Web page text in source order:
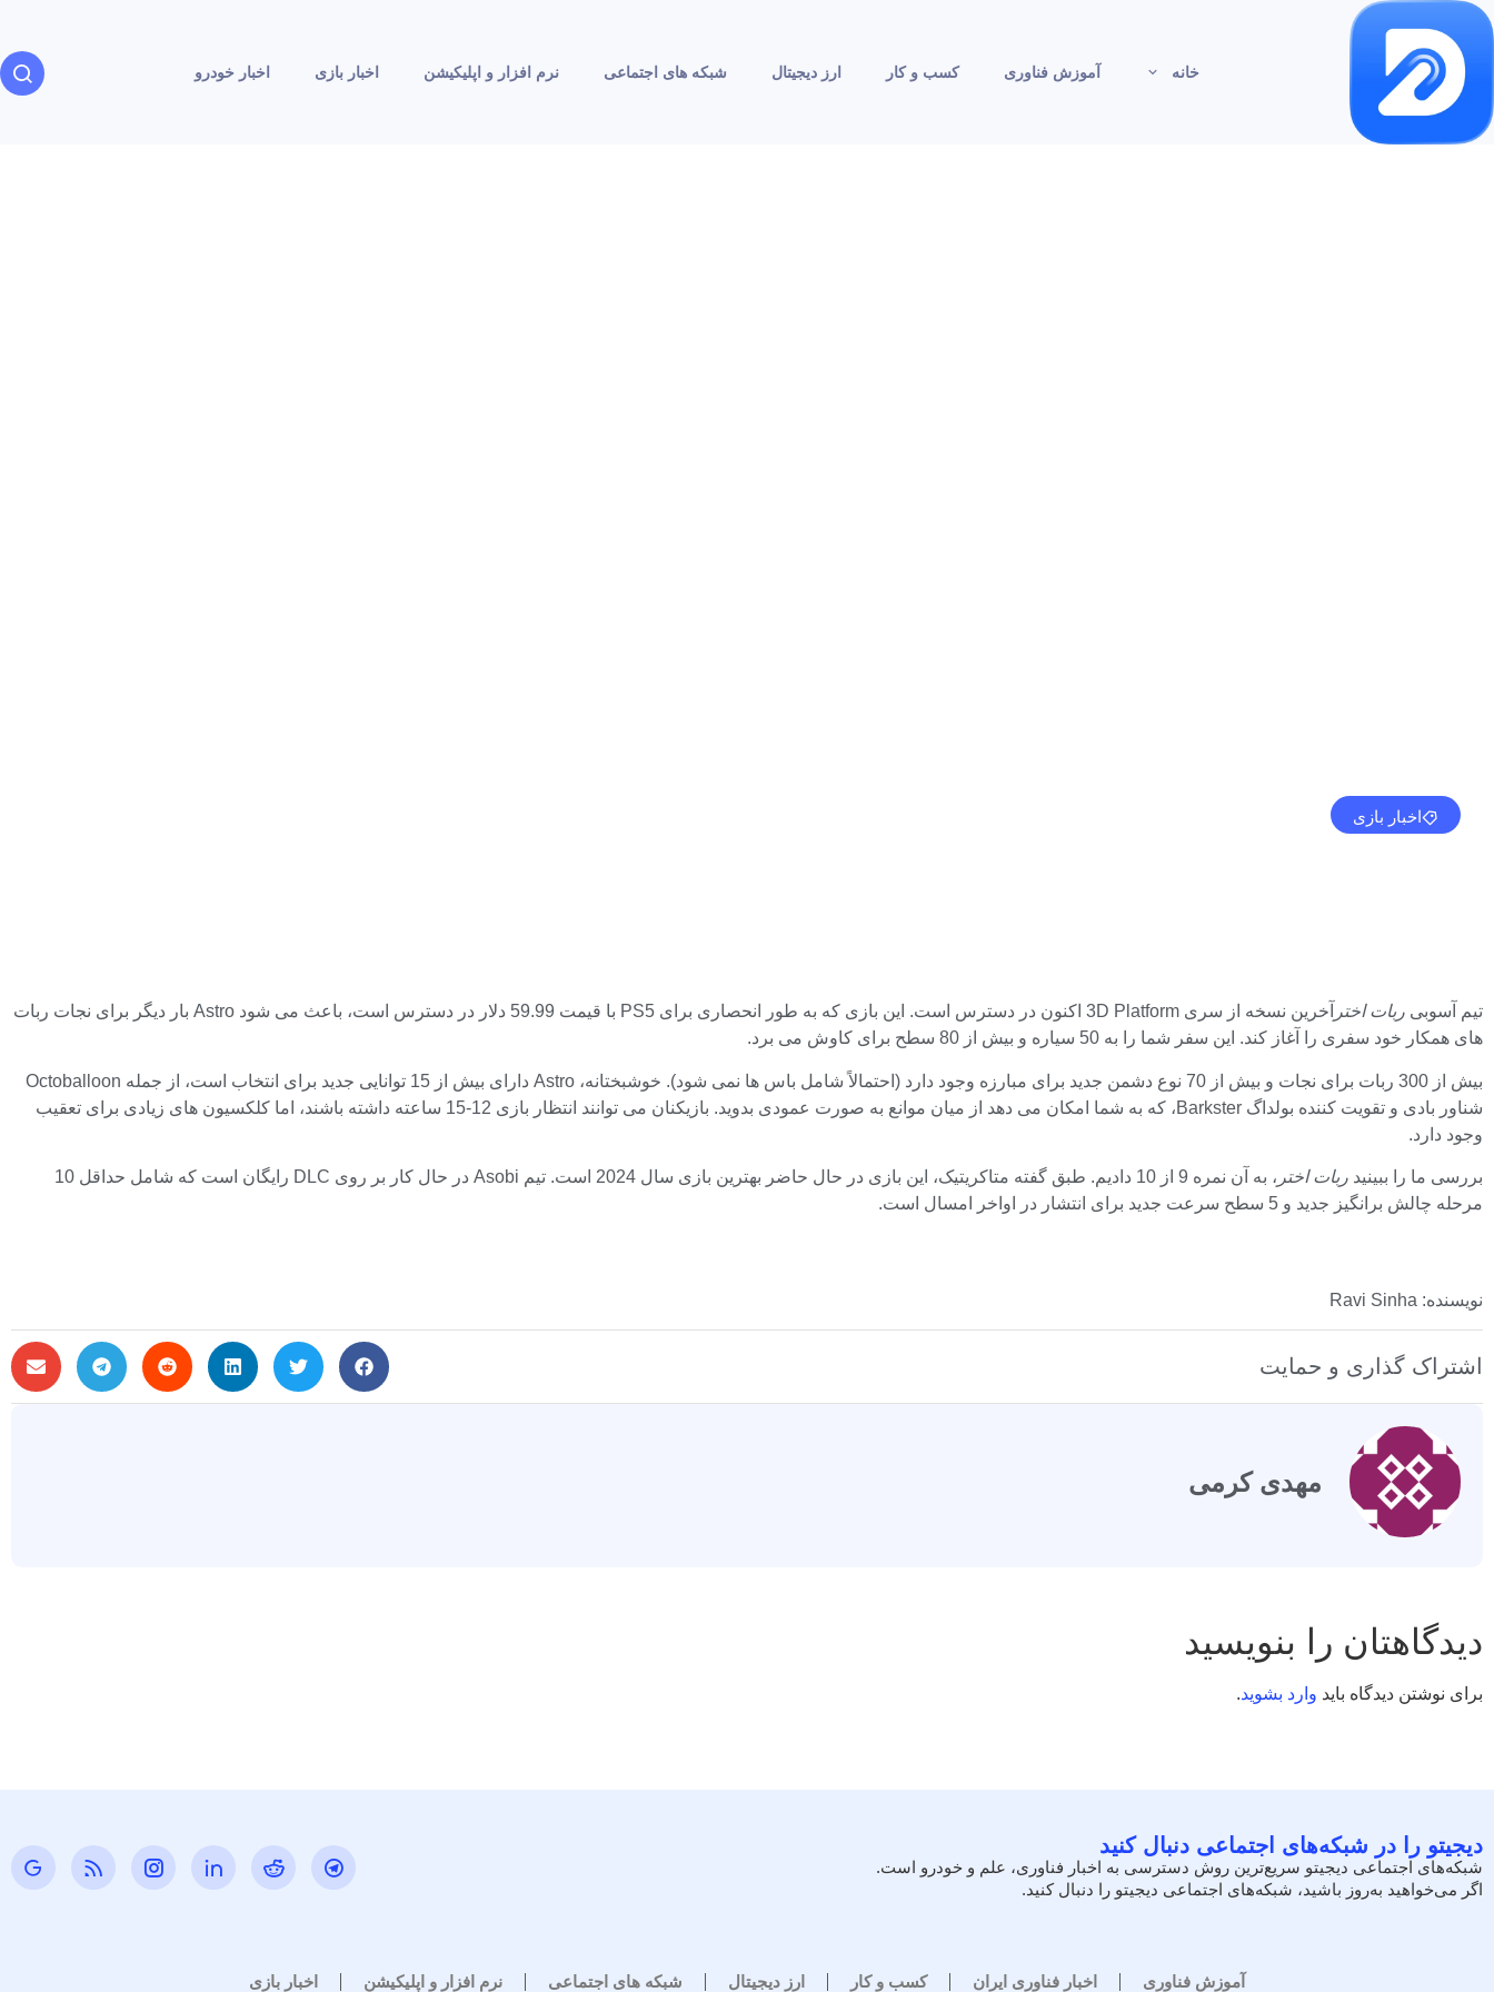
خانه آموزش فناوری کسب و کار ارز دیجیتال شبکه های اجتماعی نرم افزار و اپلیکیشن اخبار بازی اخبار خودرو
اخبار بازی
تیم آسوبی ربات اختر
آخرین نسخه از سری 3D Platform اکنون در دسترس است. این بازی که به طور انحصاری برای PS5 با قیمت 59.99 دلار در دسترس است، باعث می شود Astro بار دیگر برای نجات ربات
های همکار خود سفری را آغاز کند. این سفر شما را به 50 سیاره و بیش از 80 سطح برای کاوش می برد.
بیش از 300 ربات برای نجات و بیش از 70 نوع دشمن جدید برای مبارزه وجود دارد (احتمالاً شامل باس ها نمی شود). خوشبختانه، Astro دارای بیش از 15 توانایی جدید برای انتخاب است، از جمله Octoballoon
شناور بادی و تقویت کننده بولداگ Barkster، که به شما امکان می دهد از میان موانع به صورت عمودی بدوید. بازیکنان می توانند انتظار بازی 12-15 ساعته داشته باشند، اما کلکسیون های زیادی برای تعقیب
وجود دارد.
بررسی ما را ببینید ربات اختر
، به آن نمره 9 از 10 دادیم. طبق گفته متاکریتیک، این بازی در حال حاضر بهترین بازی سال 2024 است. تیم Asobi در حال کار بر روی DLC رایگان است که شامل حداقل 10
مرحله چالش برانگیز جدید و 5 سطح سرعت جدید برای انتشار در اواخر امسال است.
نویسنده: Ravi Sinha
اشتراک گذاری و حمایت
مهدی کرمی
دیدگاهتان را بنویسید
برای نوشتن دیدگاه باید وارد بشوید.
دیجیتو را در شبکه‌های اجتماعی دنبال کنید
شبکه‌های اجتماعی دیجیتو سریع‌ترین روش دسترسی به اخبار فناوری، علم و خودرو است.
اگر می‌خواهید به‌روز باشید، شبکه‌های اجتماعی دیجیتو را دنبال کنید.
آموزش فناوری اخبار فناوری ایران کسب و کار ارز دیجیتال شبکه های اجتماعی نرم افزار و اپلیکیشن اخبار بازی